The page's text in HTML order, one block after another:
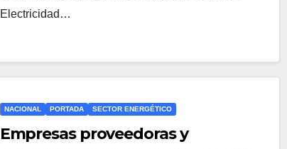
Electricidad…
NACIONAL PORTADA SECTOR ENERGÉTICO
Empresas proveedoras y